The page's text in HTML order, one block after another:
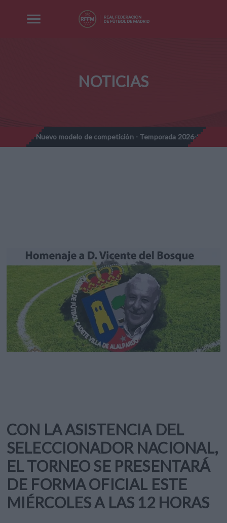
NOTICIAS
- Nuevo modelo de competición - Temporada 2026-2027 //
CON LA ASISTENCIA DEL
SELECCIONADOR NACIONAL,
EL TORNEO SE PRESENTARÁ
DE FORMA OFICIAL ESTE
MIÉRCOLES A LAS 12 HORAS